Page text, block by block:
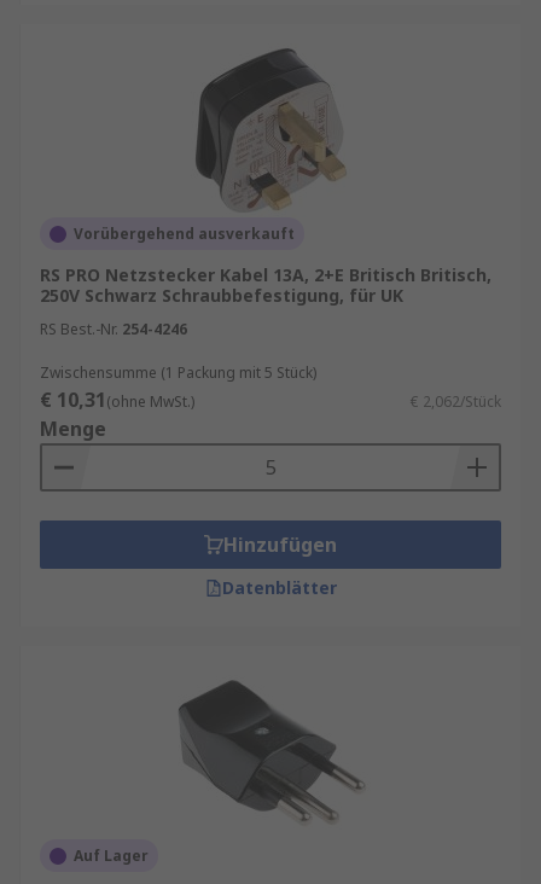
Vorübergehend ausverkauft
RS PRO Netzstecker Kabel 13A, 2+E Britisch Britisch,
250V Schwarz Schraubbefestigung, für UK
RS Best.-Nr. 254-4246
Zwischensumme (1 Packung mit 5 Stück)
€ 10,31(ohne MwSt.) € 2,062/Stück
Menge
Hinzufügen
Datenblätter
Auf Lager